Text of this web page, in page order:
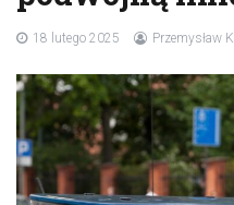
18 lutego 2025 Przemysław